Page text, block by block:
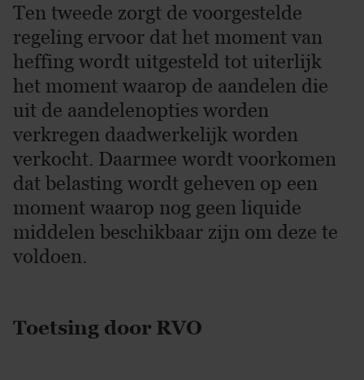
Ten tweede zorgt de voorgestelde
regeling ervoor dat het moment van
heffing wordt uitgesteld tot uiterlijk
het moment waarop de aandelen die
uit de aandelenopties worden
verkregen daadwerkelijk worden
verkocht. Daarmee wordt voorkomen
dat belasting wordt geheven op een
moment waarop nog geen liquide
middelen beschikbaar zijn om deze te
voldoen.
Toetsing door RVO